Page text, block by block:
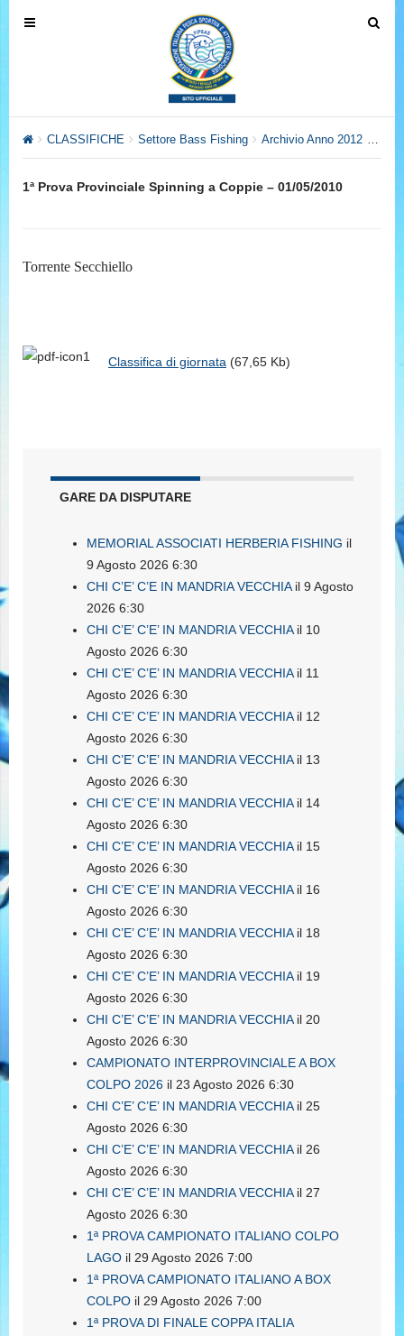
T
v
a
n
T
CLASSIFICHE Settore Bass Fishing Archivio Anno 2012 1ª
1ª Prova Provinciale Spinning a Coppie – 01/05/2010
Torrente Secchiello
Classifica di giornata (67,65 Kb)
GARE DA DISPUTARE
MEMORIAL ASSOCIATI HERBERIA FISHING il
9 Agosto 2026 6:30
CHI C’E’ C’E IN MANDRIA VECCHIAil 9 Agosto
2026 6:30
CHI C’E’ C’E’ IN MANDRIA VECCHIAil 10
Agosto 2026 6:30
CHI C’E’ C’E’ IN MANDRIA VECCHIAil 11
Agosto 2026 6:30
CHI C’E’ C’E’ IN MANDRIA VECCHIAil 12
Agosto 2026 6:30
CHI C’E’ C’E’ IN MANDRIA VECCHIAil 13
Agosto 2026 6:30
CHI C’E’ C’E’ IN MANDRIA VECCHIAil 14
Agosto 2026 6:30
CHI C’E’ C’E’ IN MANDRIA VECCHIAil 15
Agosto 2026 6:30
CHI C’E’ C’E’ IN MANDRIA VECCHIAil 16
Agosto 2026 6:30
CHI C’E’ C’E’ IN MANDRIA VECCHIAil 18
Agosto 2026 6:30
CHI C’E’ C’E’ IN MANDRIA VECCHIAil 19
Agosto 2026 6:30
CHI C’E’ C’E’ IN MANDRIA VECCHIAil 20
Agosto 2026 6:30
CAMPIONATO INTERPROVINCIALE A BOX
COLPO 2026 il 23 Agosto 2026 6:30
CHI C’E’ C’E’ IN MANDRIA VECCHIAil 25
Agosto 2026 6:30
CHI C’E’ C’E’ IN MANDRIA VECCHIAil 26
Agosto 2026 6:30
CHI C’E’ C’E’ IN MANDRIA VECCHIAil 27
Agosto 2026 6:30
1ª PROVA CAMPIONATO ITALIANO COLPO
LAGO il 29 Agosto 2026 7:00
1ª PROVA CAMPIONATO ITALIANO A BOX
COLPO il 29 Agosto 2026 7:00
1ª PROVA DI FINALE COPPA ITALIA